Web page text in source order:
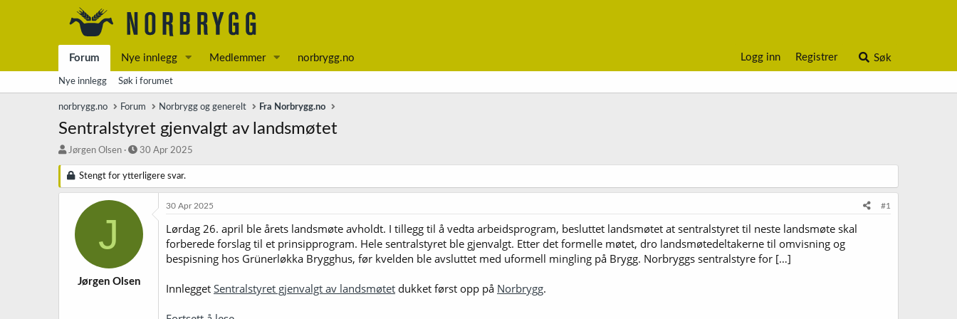
Forum Nye innlegg Medlemmer norbrygg.no Logg inn Registrer Søk
Nye innlegg Søk i forumet
norbrygg.no Forum Norbrygg og generelt Fra Norbrygg.no
Sentralstyret gjenvalgt av landsmøtet
T
å
d
Jørgen Olsen
S
a
r
a
t
o
30 Apr 2025
Stengt for ytterligere svar.
J
Jørgen Olsen
30 Apr 2025 #1
Lørdag 26. april ble årets landsmøte avholdt. I tillegg til å vedta arbeidsprogram, besluttet landsmøtet at sentralstyret til neste landsmøte skal
forberede forslag til et prinsipprogram. Hele sentralstyret ble gjenvalgt. Etter det formelle møtet, dro landsmøtedeltakerne til omvisning og
bespisning hos Grünerløkka Brygghus, før kvelden ble avsluttet med uformell mingling på Brygg. Norbryggs sentralstyre for […]
Innlegget Sentralstyret gjenvalgt av landsmøtet dukket først opp på Norbrygg.